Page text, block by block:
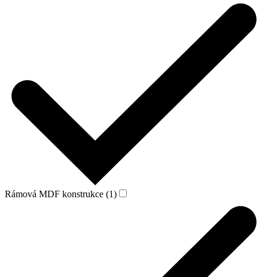
Rámová MDF konstrukce (1)